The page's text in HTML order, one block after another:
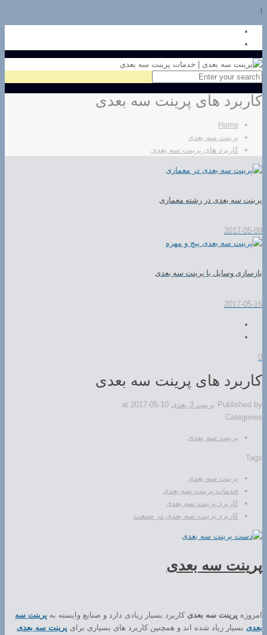
کاربرد های پرینت سه بعدی
Home
پرینت سه بعدی
کاربرد های پرینت سه بعدی
پرینت سه بعدی در رشته معماری
2017-05-09
بازسازی وسایل با پرینت سه بعدی
2017-05-16
0
کاربرد های پرینت سه بعدی
Published by پرینت 3 بعدی at 2017-05-10
Categories
پرینت سه بعدی
Tags
پرینت سه بعدی
خدمات پرینت سه بعدی
کاربرد پرینت سه بعدی
کاربرد پرینت سه بعدی در صنعت
پرینت سه بعدی
امروزه پرینت سه بعدی کاربرد بسیار زیادی دارد و صنایع وابسته به پرینت سه
بعدی بسیار زیاد شده اند و همچنین کاربرد های بسیاری برای پرینت سه بعدی